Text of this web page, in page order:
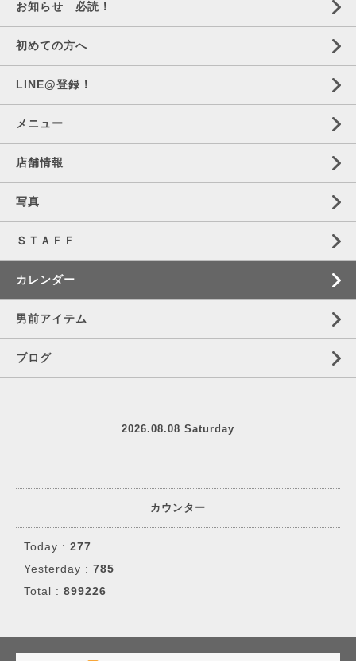
お知らせ 必読！
初めての方へ
LINE@登録！
メニュー
店舗情報
写真
ＳＴＡＦＦ
カレンダー
男前アイテム
ブログ
2026.08.08 Saturday
カウンター
Today : 277
Yesterday : 785
Total : 899226